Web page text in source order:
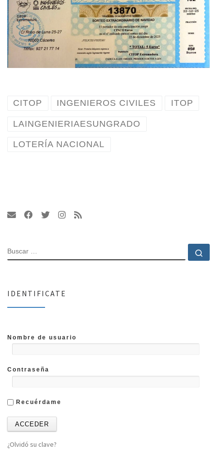
CITOP INGENIEROS CIVILES ITOP
LAINGENIERIAESUNGRADO
LOTERÍA NACIONAL
BUSCAR
IDENTIFICATE
Nombre de usuario
Contraseña
Recuérdame
¿Olvidó su clave?